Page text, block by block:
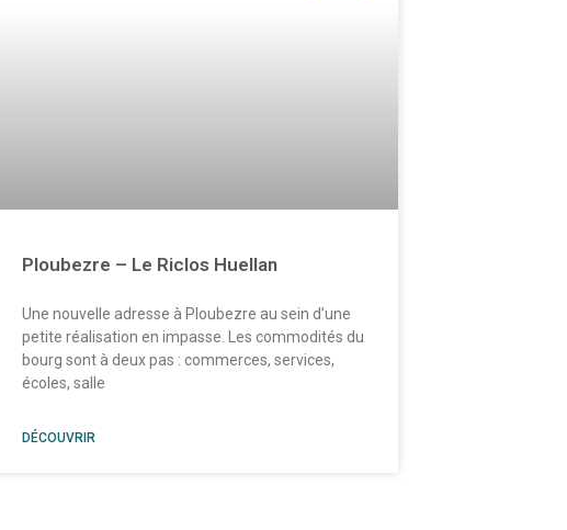
Ploubezre – Le Riclos Huellan
Une nouvelle adresse à Ploubezre au sein d’une
petite réalisation en impasse. Les commodités du
bourg sont à deux pas : commerces, services,
écoles, salle
DÉCOUVRIR